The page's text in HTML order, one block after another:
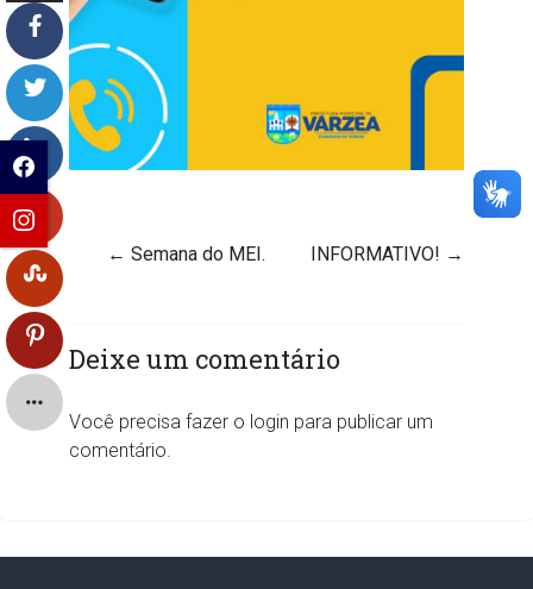
← Semana do MEI. INFORMATIVO! →
Deixe um comentário
Você precisa fazer o login para publicar um
comentário.
s